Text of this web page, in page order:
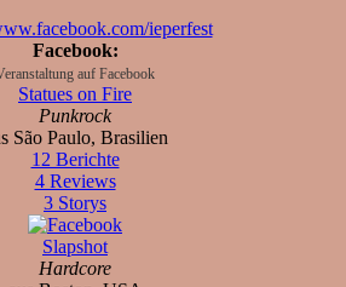
ieperfest
Facebook:
auf Facebook
Statues on Fire
Punkrock
São Paulo, Brasilien
12 Berichte
4 Reviews
3 Storys
Slapshot
Hardcore